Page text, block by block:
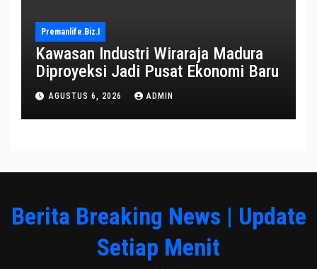
Premanlife.biz.i
Kawasan Industri Wiraraja Madura
Diproyeksi Jadi Pusat Ekonomi Baru
AGUSTUS 6, 2026 ADMIN
Berita Breaking News | Update
Setiap Menit